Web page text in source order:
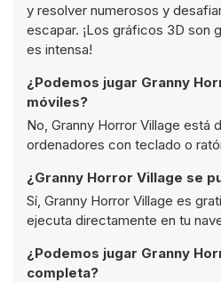
y resolver numerosos y
escapar. ¡Los gráficos 3D son
es intensa!
¿Podemos jugar Granny
móviles?
No, Granny Horror Village está
ordenadores con teclado o
¿Granny Horror Village se
Sí, Granny Horror Village es
ejecuta directamente en tu
¿Podemos jugar Granny
completa?